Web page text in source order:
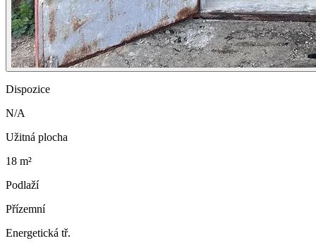
Dispozice
N/A
Užitná plocha
18 m²
Podlaží
Přízemní
Energetická tř.